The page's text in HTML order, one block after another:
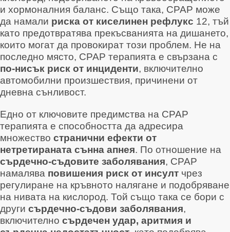
и хормоналния баланс. Също така, CPAP може
да намали риска от киселинен рефлукс 12, тъй
като предотвратява прекъсванията на дишането,
които могат да провокират този проблем. Не на
последно място, CPAP терапията е свързана с
по-нисък риск от инциденти, включително
автомобилни произшествия, причинени от
дневна сънливост.
Едно от ключовите предимства на CPAP
терапията е способността да адресира
множество странични ефекти от
нетретираната сънна апнея. По отношение на
сърдечно-съдовите заболявания, CPAP
намалява повишения риск от инсулт чрез
регулиране на кръвното налягане и подобряване
на нивата на кислород. Той също така се бори с
други сърдечно-съдови заболявания,
включително сърдечен удар, аритмия и